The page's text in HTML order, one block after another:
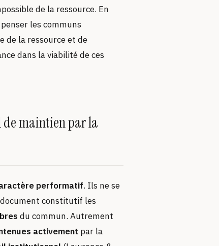
de la ressource. En
les communs
de la ressource et de
dans la viabilité de ces
de maintien par la
performatif. Ils ne se
constitutif les
du commun. Autrement
activement par la